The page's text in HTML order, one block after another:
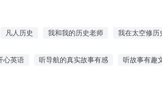
凡人历史 我和我的历史老师 我在太空修历
心英语 听导航的真实故事有感 听故事有趣